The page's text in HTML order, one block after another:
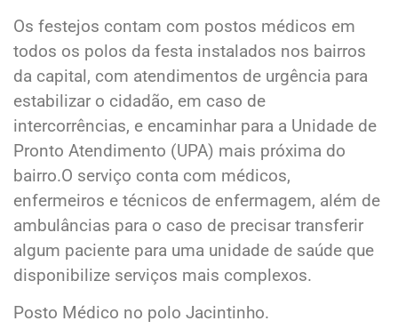
Os festejos contam com postos médicos em
todos os polos da festa instalados nos bairros
da capital, com atendimentos de urgência para
estabilizar o cidadão, em caso de
intercorrências, e encaminhar para a Unidade de
Pronto Atendimento (UPA) mais próxima do
bairro.O serviço conta com médicos,
enfermeiros e técnicos de enfermagem, além de
ambulâncias para o caso de precisar transferir
algum paciente para uma unidade de saúde que
disponibilize serviços mais complexos.
Posto Médico no polo Jacintinho.